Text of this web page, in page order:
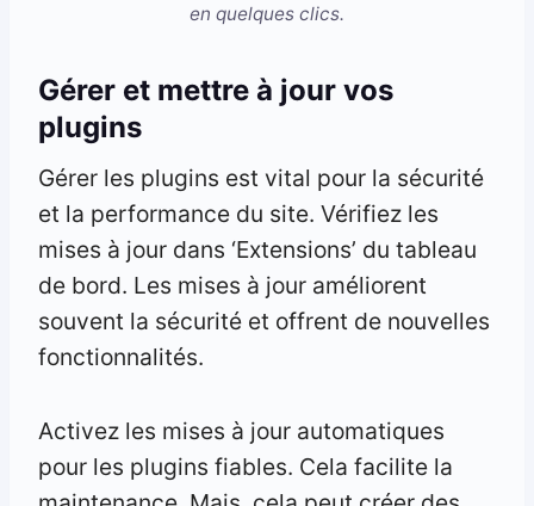
en quelques clics.
Gérer et mettre à jour vos
plugins
Gérer les plugins est vital pour la sécurité
et la performance du site. Vérifiez les
mises à jour dans ‘Extensions’ du tableau
de bord. Les mises à jour améliorent
souvent la sécurité et offrent de nouvelles
fonctionnalités.
Activez les mises à jour automatiques
pour les plugins fiables. Cela facilite la